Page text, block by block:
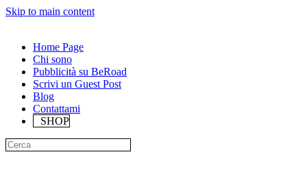
Skip to main content
Home Page
Chi sono
Pubblicità su BeRoad
Scrivi un Guest Post
Blog
Contattami
SHOP